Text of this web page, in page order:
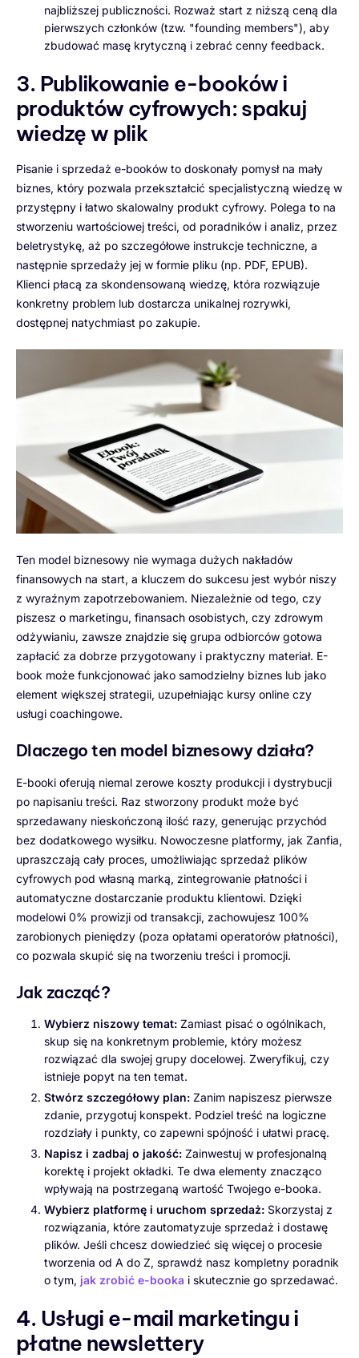
najbliższej publiczności. Rozważ start z niższą ceną dla
pierwszych członków (tzw. "founding members"), aby
zbudować masę krytyczną i zebrać cenny feedback.
3. Publikowanie e-booków i
produktów cyfrowych: spakuj
wiedzę w plik
Pisanie i sprzedaż e-booków to doskonały pomysł na mały
biznes, który pozwala przekształcić specjalistyczną wiedzę w
przystępny i łatwo skalowalny produkt cyfrowy. Polega to na
stworzeniu wartościowej treści, od poradników i analiz, przez
beletrystykę, aż po szczegółowe instrukcje techniczne, a
następnie sprzedaży jej w formie pliku (np. PDF, EPUB).
Klienci płacą za skondensowaną wiedzę, która rozwiązuje
konkretny problem lub dostarcza unikalnej rozrywki,
dostępnej natychmiast po zakupie.
Ten model biznesowy nie wymaga dużych nakładów
finansowych na start, a kluczem do sukcesu jest wybór niszy
z wyraźnym zapotrzebowaniem. Niezależnie od tego, czy
piszesz o marketingu, finansach osobistych, czy zdrowym
odżywianiu, zawsze znajdzie się grupa odbiorców gotowa
zapłacić za dobrze przygotowany i praktyczny materiał. E-
book może funkcjonować jako samodzielny biznes lub jako
element większej strategii, uzupełniając kursy online czy
usługi coachingowe.
Dlaczego ten model biznesowy działa?
E-booki oferują niemal zerowe koszty produkcji i dystrybucji
po napisaniu treści. Raz stworzony produkt może być
sprzedawany nieskończoną ilość razy, generując przychód
bez dodatkowego wysiłku. Nowoczesne platformy, jak Zanfia,
upraszczają cały proces, umożliwiając sprzedaż plików
cyfrowych pod własną marką, zintegrowanie płatności i
automatyczne dostarczanie produktu klientowi. Dzięki
modelowi 0% prowizji od transakcji, zachowujesz 100%
zarobionych pieniędzy (poza opłatami operatorów płatności),
co pozwala skupić się na tworzeniu treści i promocji.
Jak zacząć?
Wybierz niszowy temat: Zamiast pisać o ogólnikach,
skup się na konkretnym problemie, który możesz
rozwiązać dla swojej grupy docelowej. Zweryfikuj, czy
istnieje popyt na ten temat.
Stwórz szczegółowy plan: Zanim napiszesz pierwsze
zdanie, przygotuj konspekt. Podziel treść na logiczne
rozdziały i punkty, co zapewni spójność i ułatwi pracę.
Napisz i zadbaj o jakość: Zainwestuj w profesjonalną
korektę i projekt okładki. Te dwa elementy znacząco
wpływają na postrzeganą wartość Twojego e-booka.
Wybierz platformę i uruchom sprzedaż: Skorzystaj z
rozwiązania, które zautomatyzuje sprzedaż i dostawę
plików. Jeśli chcesz dowiedzieć się więcej o procesie
tworzenia od A do Z, sprawdź nasz kompletny poradnik
o tym, jak zrobić e-booka i skutecznie go sprzedawać.
4. Usługi e-mail marketingu i
płatne newslettery